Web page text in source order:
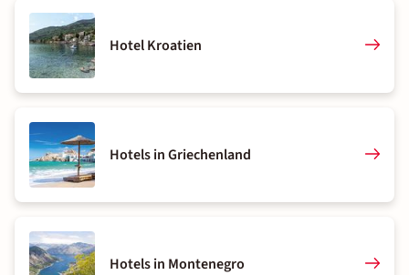
Hotel Kroatien
Hotels in Griechenland
Hotels in Montenegro